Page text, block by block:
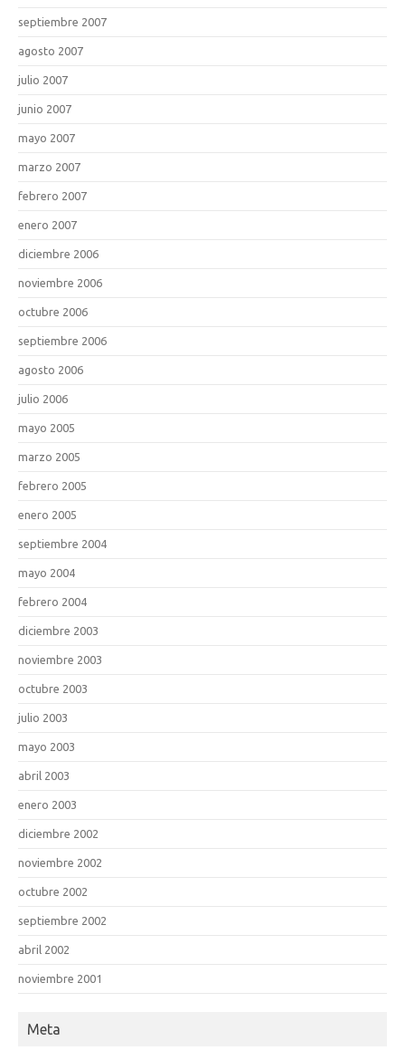
septiembre 2007
agosto 2007
julio 2007
junio 2007
mayo 2007
marzo 2007
febrero 2007
enero 2007
diciembre 2006
noviembre 2006
octubre 2006
septiembre 2006
agosto 2006
julio 2006
mayo 2005
marzo 2005
febrero 2005
enero 2005
septiembre 2004
mayo 2004
febrero 2004
diciembre 2003
noviembre 2003
octubre 2003
julio 2003
mayo 2003
abril 2003
enero 2003
diciembre 2002
noviembre 2002
octubre 2002
septiembre 2002
abril 2002
noviembre 2001
Meta